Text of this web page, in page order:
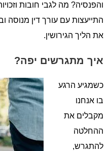
והפנסיה? מה לגבי חובות
התייעצות עם עורך דין מנוסה
את הליך הגירושין.
איך מתגרשים יפה?
כשמגיע הרגע
בו אנחנו
מקבלים את
ההחלטה
להתגרש,